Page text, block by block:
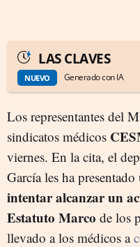
LAS CLAVES
NUEVO Generado con IA
Los representantes del
sindicatos médicos
viernes. En la cita, el
García les ha presentado
intentar alcanzar un
Estatuto Marco de los
llevado a los médicos a